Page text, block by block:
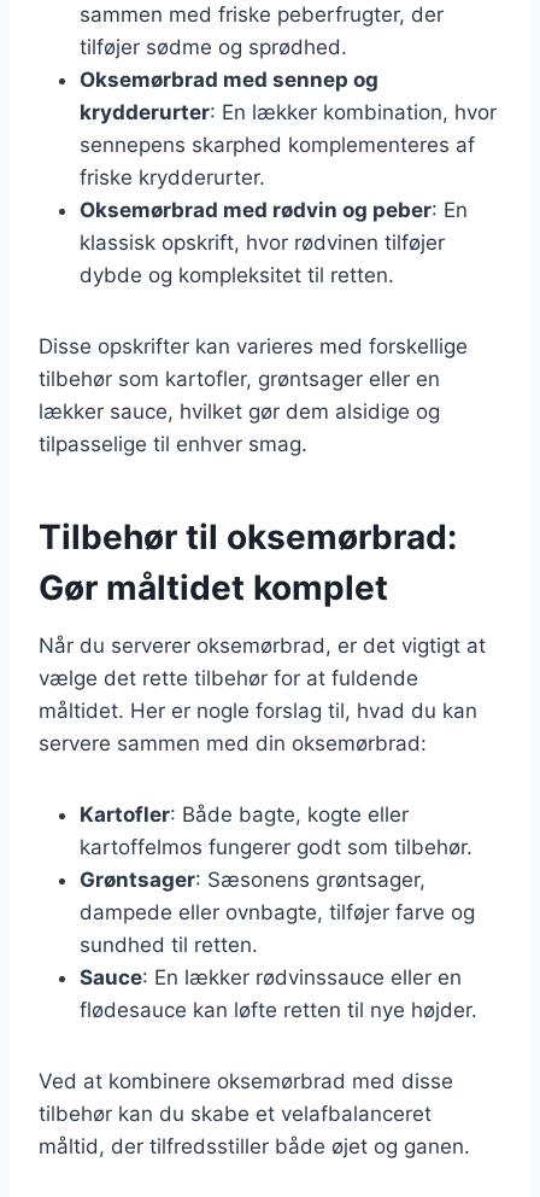
sammen med friske peberfrugter, der
tilføjer sødme og sprødhed.
Oksemørbrad med sennep og
krydderurter: En lækker kombination, hvor
sennepens skarphed komplementeres af
friske krydderurter.
Oksemørbrad med rødvin og peber: En
klassisk opskrift, hvor rødvinen tilføjer
dybde og kompleksitet til retten.
Disse opskrifter kan varieres med forskellige
tilbehør som kartofler, grøntsager eller en
lækker sauce, hvilket gør dem alsidige og
tilpasselige til enhver smag.
Tilbehør til oksemørbrad:
Gør måltidet komplet
Når du serverer oksemørbrad, er det vigtigt at
vælge det rette tilbehør for at fuldende
måltidet. Her er nogle forslag til, hvad du kan
servere sammen med din oksemørbrad:
Kartofler: Både bagte, kogte eller
kartoffelmos fungerer godt som tilbehør.
Grøntsager: Sæsonens grøntsager,
dampede eller ovnbagte, tilføjer farve og
sundhed til retten.
Sauce: En lækker rødvinssauce eller en
flødesauce kan løfte retten til nye højder.
Ved at kombinere oksemørbrad med disse
tilbehør kan du skabe et velafbalanceret
måltid, der tilfredsstiller både øjet og ganen.